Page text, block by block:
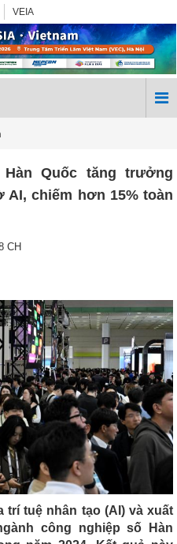
VEIA
Quốc tăng trưởng
AI, chiếm hơn 15% toàn
CH
trí tuệ nhân tạo (AI) và xuất
công nghiệp số Hàn